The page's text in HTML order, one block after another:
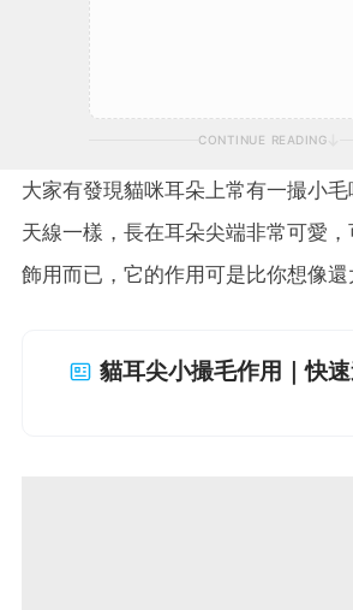
CONTINUE READING
大家有發現貓咪耳朵上常有一撮小
天線一樣，長在耳朵尖端非常可愛
飾用而已，它的作用可是比你想像還
貓耳尖小撮毛作用｜快